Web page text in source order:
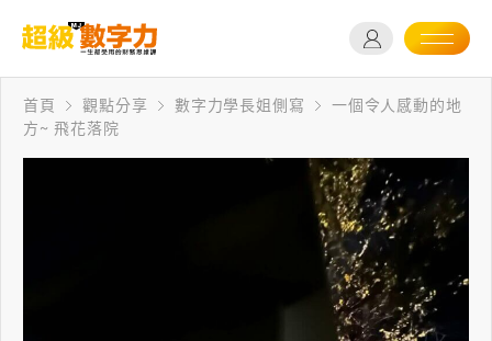
首頁 觀點分享 數字力學長姐側寫
一個令人感動的地
方~ 飛花落院